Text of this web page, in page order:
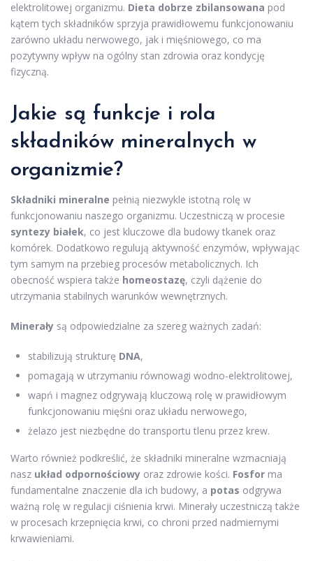
elektrolitowej organizmu. Dieta dobrze zbilansowana pod
kątem tych składników sprzyja prawidłowemu funkcjonowaniu
zarówno układu nerwowego, jak i mięśniowego, co ma
pozytywny wpływ na ogólny stan zdrowia oraz kondycję
fizyczną.
Jakie są funkcje i rola
składników mineralnych w
organizmie?
Składniki mineralne pełnią niezwykle istotną rolę w
funkcjonowaniu naszego organizmu. Uczestniczą w procesie
syntezy białek, co jest kluczowe dla budowy tkanek oraz
komórek. Dodatkowo regulują aktywność enzymów, wpływając
tym samym na przebieg procesów metabolicznych. Ich
obecność wspiera także homeostazę, czyli dążenie do
utrzymania stabilnych warunków wewnętrznych.
Minerały są odpowiedzialne za szereg ważnych zadań:
stabilizują strukturę DNA,
pomagają w utrzymaniu równowagi wodno-elektrolitowej,
wapń i magnez odgrywają kluczową rolę w prawidłowym
funkcjonowaniu mięśni oraz układu nerwowego,
żelazo jest niezbędne do transportu tlenu przez krew.
Warto również podkreślić, że składniki mineralne wzmacniają
nasz układ odpornościowy oraz zdrowie kości. Fosfor ma
fundamentalne znaczenie dla ich budowy, a potas odgrywa
ważną rolę w regulacji ciśnienia krwi. Minerały uczestniczą także
w procesach krzepnięcia krwi, co chroni przed nadmiernymi
krwawieniami.